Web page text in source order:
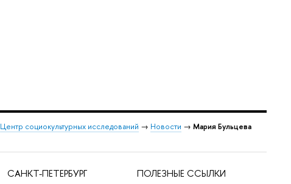
Центр социокультурных исследований → Новости → Мария Бульцева
САНКТ-ПЕТЕРБУРГ ПОЛЕЗНЫЕ ССЫЛКИ